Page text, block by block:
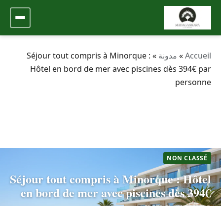
Accueil
»مدونة»
Séjour tout compris à Minorque :
Hôtel en bord de mer avec piscines dès 394€ par
personne
NON CLASSÉ
Séjour tout compris à Minorque : Hôtel
en bord de mer avec piscines dès 394€